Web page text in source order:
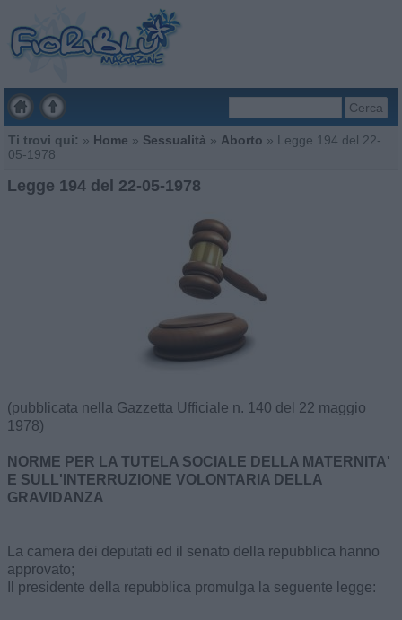
Cerca
Ti trovi qui: » Home » Sessualità » Aborto » Legge 194 del 22-
05-1978
Legge 194 del 22-05-1978
(pubblicata nella Gazzetta Ufficiale n. 140 del 22 maggio
1978)
NORME PER LA TUTELA SOCIALE DELLA MATERNITA'
E SULL'INTERRUZIONE VOLONTARIA DELLA
GRAVIDANZA
La camera dei deputati ed il senato della repubblica hanno
approvato;
Il presidente della repubblica promulga la seguente legge: